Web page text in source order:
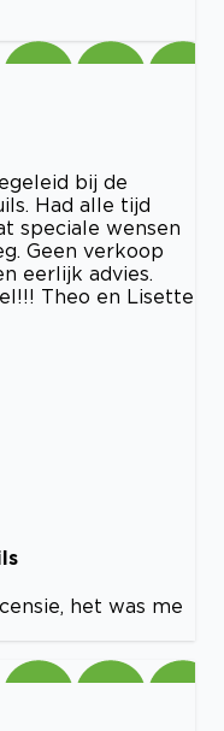
bij de
Had alle tijd
speciale wensen
Geen verkoop
eerlijk advies.
Theo en Lisette
het was me